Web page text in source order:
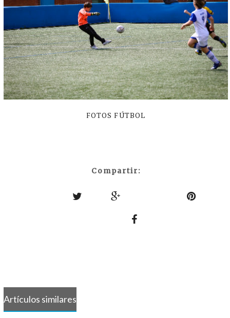
FOTOS FÚTBOL
Compartir:
Artículos similares